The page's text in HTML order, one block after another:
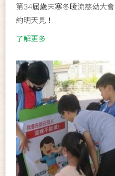
第34屆歲末寒冬暖流慈幼大
約明天見！
了解更多